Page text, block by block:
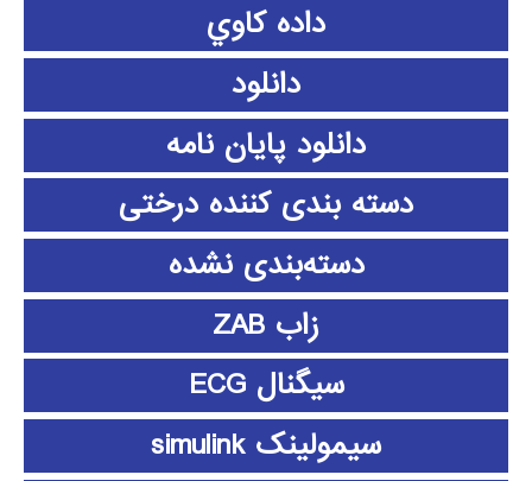
داده كاوي
دانلود
دانلود پايان نامه
دسته بندی کننده درختی
دسته‌بندی نشده
زاب ZAB
سیگنال ECG
سیمولینک simulink